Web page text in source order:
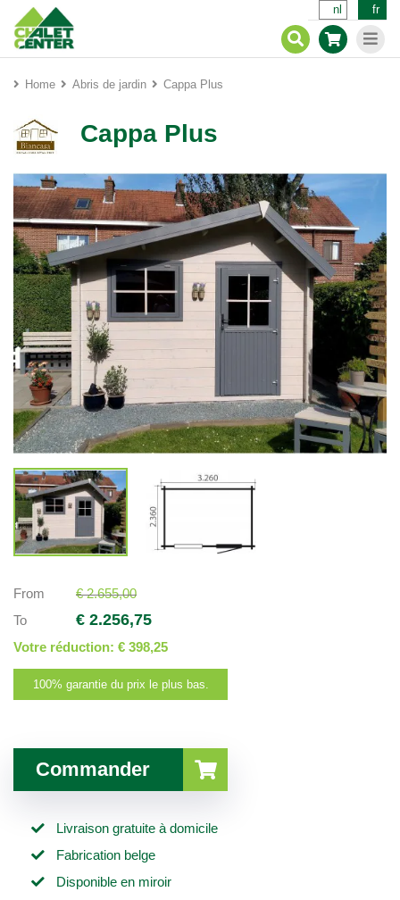
nl fr
Home Abris de jardin Cappa Plus
Cappa Plus
From
€ 2.655,00
To
€ 2.256,75
Votre réduction: € 398,25
100% garantie du prix le plus bas.
Commander
Livraison gratuite à domicile
Fabrication belge
Disponible en miroir